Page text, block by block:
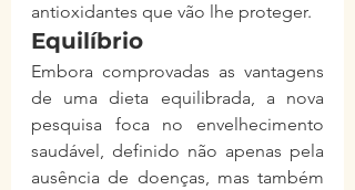
antioxidantes que vão lhe proteger.
Equilíbrio
Embora comprovadas as vantagens
de uma dieta equilibrada, a nova
pesquisa foca no envelhecimento
saudável, definido não apenas pela
ausência de doenças, mas também